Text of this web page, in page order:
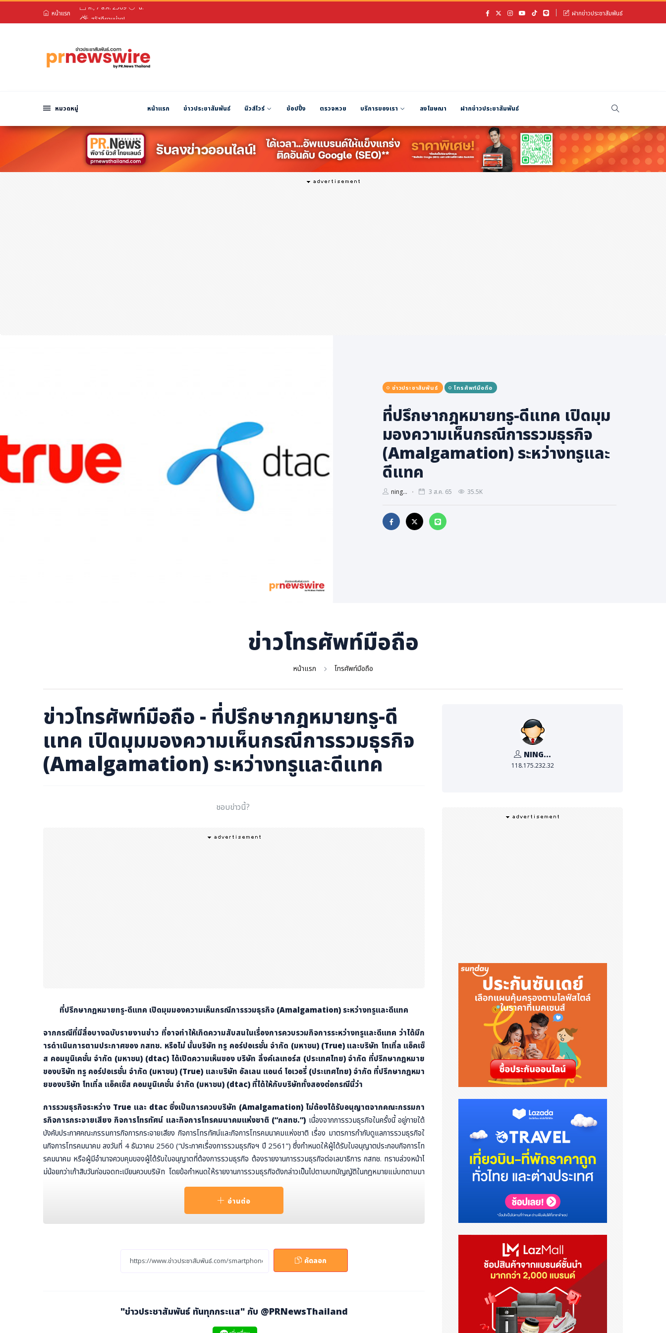
หมวดหมู่
สินค้า, บริการ
บันเทิง
นักแสดง, นักร้อง, โมเดล
อินฟลูเอนเซอร์
ไลฟ์สไตล์
ความงาม
แฟชั่น
สุขภาพ
กีฬา
อาหาร, เครื่องดื่ม
ท่องเที่ยว
โรงแรม, ที่พัก
บ้าน, คอนโด, อสังหาฯ
ประกัน
การเมือง
ราชการ, รัฐวิสาหกิจ
หน้าแรก
สวัสดียามบ่าย!
ศ., 7 ส.ค. 2569
น.
ฝากข่าวประชาสัมพันธ์
หมวดหมู่ หน้าแรก ข่าวประชาสัมพันธ์ นิวส์ไวร์ ช้อปปิ้ง ตรวจหวย บริการของเรา ลงโฆษณา ฝากข่าวประชาสัมพันธ์
ข่าวประชาสัมพันธ์ โทรศัพท์มือถือ
ที่ปรึกษากฎหมายทรู-ดีแทค เปิดมุม
มองความเห็นกรณีการรวมธุรกิจ
(Amalgamation) ระหว่างทรูและ
ดีแทค
ning... 3 ส.ค. 65 35.5K
ข่าวโทรศัพท์มือถือ
หน้าแรก โทรศัพท์มือถือ
ข่าวโทรศัพท์มือถือ - ที่ปรึกษากฎหมายทรู-ดี
แทค เปิดมุมมองความเห็นกรณีการรวมธุรกิจ
(Amalgamation) ระหว่างทรูและดีแทค
ชอบข่าวนี้?
ที่ปรึกษากฎหมายทรู-ดีแทค เปิดมุมมองความเห็นกรณีการรวมธุรกิจ (Amalgamation) ระหว่างทรูและดีแทค
จากกรณีที่มีสื่อบางฉบับรายงานข่าว ที่อาจทำให้เกิดความสับสนในเรื่องการควบรวมกิจการระหว่างทรูและดีแทค ว่าได้มีก
ารดำเนินการตามประกาศของ กสทช. หรือไม่ นั้นบริษัท ทรู คอร์ปอเรชั่น จำกัด (มหาชน) (True) และบริษัท โทเทิ่ล แอ็คเซ็
ส คอมมูนิเคชั่น จำกัด (มหาชน) (dtac) ได้เปิดความเห็นของ บริษัท ลิ้งค์เลเทอร์ส (ประเทศไทย) จำกัด ที่ปรึกษากฎหมาย
ของบริษัท ทรู คอร์ปอเรชั่น จำกัด (มหาชน) (True) และบริษัท อัลเลน แอนด์ โอเวอรี่ (ประเทศไทย) จำกัด ที่ปรึกษากฎหมา
ยของบริษัท โทเทิ่ล แอ็คเซ็ส คอมมูนิเคชั่น จำกัด (มหาชน) (dtac) ที่ได้ให้กับบริษัททั้งสองต่อกรณีนี้ว่า
การรวมธุรกิจระหว่าง True และ dtacซึ่งเป็นการควบบริษัท (Amalgamation)ไม่ต้องได้รับอนุญาตจากคณะกรรมกา
รกิจการกระจายเสียง กิจการโทรทัศน์ และกิจการโทรคมนาคมแห่งชาติ (“กสทช.”) เนื่องจากการรวมธุรกิจในครั้งนี้ อยู่ภายใต้
บังคับประกาศคณะกรรมการกิจการกระจายเสียง กิจการโทรทัศน์และกิจการโทรคมนาคมแห่งชาติ เรื่อง มาตรการกำกับดูแลการรวมธุรกิจใ
นกิจการโทรคมนาคม ลงวันที่ 4 ธันวาคม 2560 (“ประกาศเรื่องการรวมธุรกิจฯ ปี 2561”) ซึ่งกำหนดให้ผู้ได้รับใบอนุญาตประกอบกิจการโท
รคมนาคม หรือผู้มีอำนาจควบคุมของผู้ได้รับใบอนุญาตที่ต้องการรวมธุรกิจ ต้องรายงานการรวมธุรกิจต่อเลขาธิการ กสทช. ทราบล่วงหน้าไ
ม่น้อยกว่าเก้าสิบวันก่อนจดทะเบียนควบบริษัท โดยข้อกำหนดให้รายงานการรวมธุรกิจดังกล่าวเป็นไปตามบทบัญญัติในกฎหมายแม่บทตามมา
ตรา 22 แห่งพระราชบัญญัติการประกอบกิจการโทรคมนาคม พ.ศ. 2544 (“พ.ร.บ. การประกอบกิจการโทรคมนาคมฯ”) ซึ่งกำหนดให้ ในกร
ณีที่เกี่ยวกับการครอบงำกิจการผู้รับใบอนุญาตมีหน้าที่ต้อง "รายงาน" ต่อเลขาธิการ กสทช. เท่านั้น และยังเป็นไปตามมาตรา 77 วรรคสาม
แห่งรัฐธรรมนูญแห่งราชอาณาจักรไทยพุทธศักราช 2560 ซึ่งได้กำหนดให้
รัฐพึงใช้ระบบอนุญาตในกฎหมายเฉพาะกรณีที่จำเป็น
รที่จะนำเอากฎหมายที่กำกับดูแลเรื่องการควบรวมกิจการสำหรับกิจการอื่น ๆ เป็นการเฉพาะ เช่น พระราชบัญญัติธุรกิจสถาบันการเงิน พ.ศ. 2
กับกิจการพลังงาน ว่าด้วยการกำหนดหลักเกณฑ์เพื่อมิให้มีการรวมกิจการอันก่อให้เกิดการผูกขาด ลดการแข่งขัน หรือจำกัดการแข่งขันในก
ารให้บริการพลังงาน พ.ศ. 2552 ซึ่งห้ามมิให้ผู้รับใบอนุญาตการประกอบกิจการพลังงานทำการรวมกิจการกับผู้รับใบอนุญาตรายอื่น เว้นแต่
จะได้รับอนุญาตจากคณะกรรมการกำกับกิจการพลังงาน เป็นต้น มาปรับใช้หรือเทียบเคียงกับกรณีการรวมธุรกิจในกิจการโทรคมนาคมที่มีกฎ
การที่อ้างถึงหรือจะนำประกาศคณะกรรมการกิจการโทรคมนาคมแห่งชาติ เรื่อง หลักเกณฑ์และวิธีการควบรวมแ
อ่านต่อ
คัดลอก
"ข่าวประชาสัมพันธ์ ทันทุกกระแส" กับ @PRNewsThailand
NING...
118.175.232.32